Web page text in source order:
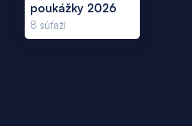
poukážky 2026
8 súťaží